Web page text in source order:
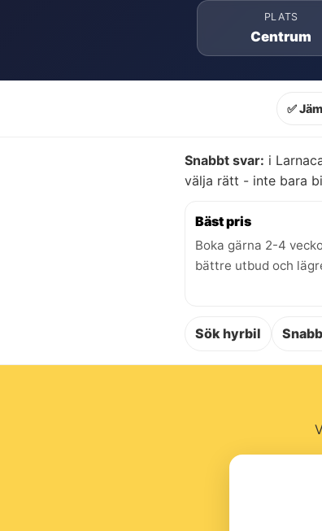
PLATS
Centrum
✅
Snabbt svar: i
välja rätt - inte bara
Bäst pris
Boka gärna 2-4
bättre utbud och
Sök hyrbil